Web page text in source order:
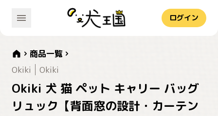
ログイン
商品一覧
Okiki
Okiki
Okiki 犬 猫 ペット キャリー バッグ
リュック【背面窓の設計・カーテン